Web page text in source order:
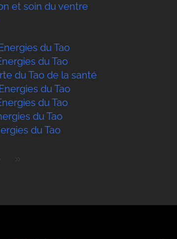
et soin du ventre
du Tao
du Tao
du Tao de la santé
du Tao
du Tao
du Tao
du Tao